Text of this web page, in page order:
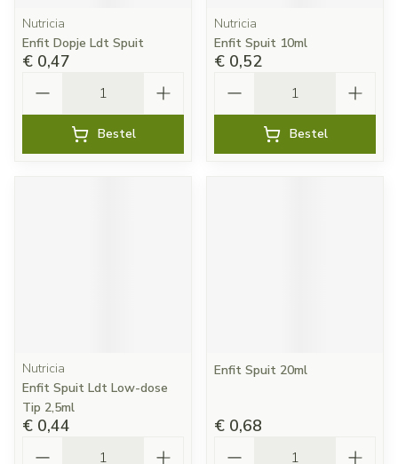
Nutricia
Enfit Dopje Ldt Spuit
€ 0,47
Bestel
Nutricia
Enfit Spuit 10ml
€ 0,52
Bestel
Nutricia
Enfit Spuit Ldt Low-dose
Tip 2,5ml
€ 0,44
Enfit Spuit 20ml
€ 0,68